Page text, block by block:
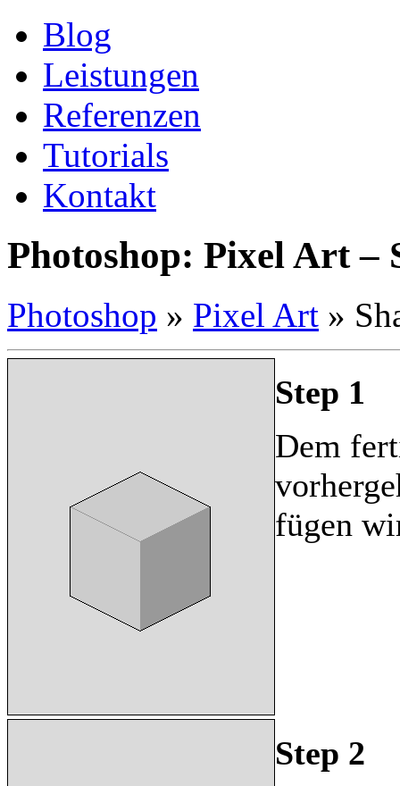
Blog
Leistungen
Referenzen
Tutorials
Kontakt
Photoshop: Pixel Art –
Photoshop » Pixel Art »
Step 1
Dem
fügen
Step 2